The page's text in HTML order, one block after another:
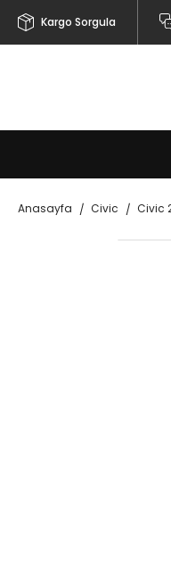
Kargo Sorgula
Anasayfa Civic Civic